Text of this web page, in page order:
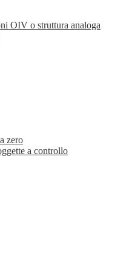
OIV o struttura analoga
zero
a controllo